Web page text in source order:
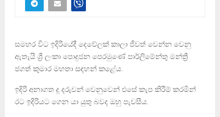
සමහර විට ඉදිරියේදී දෙවේලක් කාලා ජීවත් වෙන්න වෙනු
ඇතැයි ශ්‍රී ලංකා පොදුජන පෙරමුණේ පාර්ලිමේන්තු මන්ත්‍රී
ජගත් කුමාර මහතා සඳහන් කළේය.
ඉදිරි අනාගත දූ දරුවන් වෙනුවෙන් එසේ කැප කිරීම් කරමින්
රට ඉදිරියට ගෙන යා යුතු බවද ඔහු පැවසීය.